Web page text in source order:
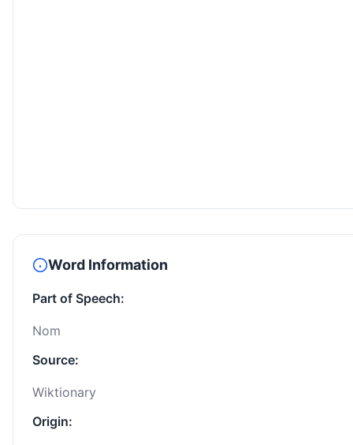
Word Information
Part of Speech:
Nom
Source:
Wiktionary
Origin: